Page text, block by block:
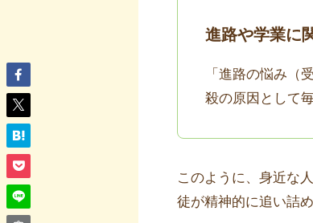
進路や学業に
「進路の悩み（
殺の原因として
このように、身近な
徒が精神的に追い詰